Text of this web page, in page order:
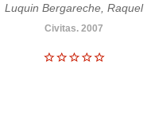
Luquin Bergareche, Raquel
Civitas. 2007